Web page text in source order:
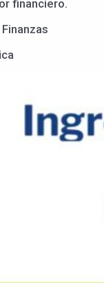
financiero.